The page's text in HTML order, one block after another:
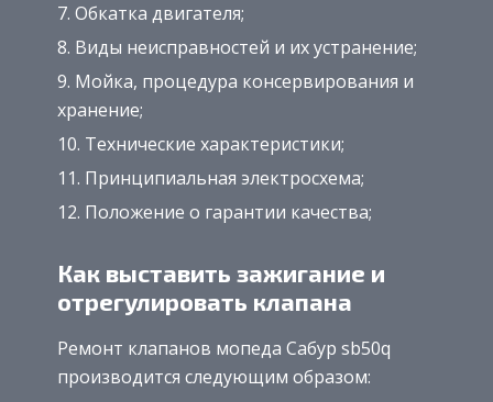
Обкатка двигателя;
Виды неисправностей и их устранение;
Мойка, процедура консервирования и
хранение;
Технические характеристики;
Принципиальная электросхема;
Положение о гарантии качества;
Как выставить зажигание и
отрегулировать клапана
Ремонт клапанов мопеда Сабур sb50q
производится следующим образом: